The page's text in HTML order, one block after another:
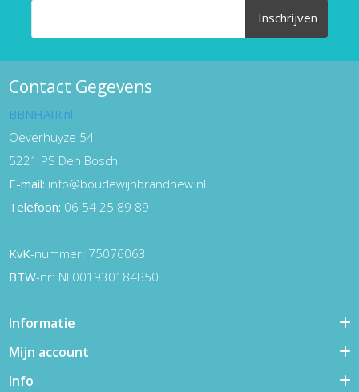
Inschrijven
Contact Gegevens
BBNHAIR.nl
Oeverhuyze 54
5221 PS Den Bosch
E-mail: info@boudewijnbrandnew.nl
Telefoon: 06 54 25 89 89
KvK-nummer: 75076063
BTW-nr: NL001930184B50
Informatie
Mijn account
Info